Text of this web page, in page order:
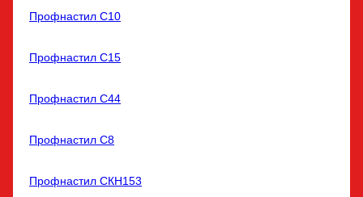
Профнастил С10
Профнастил С15
Профнастил С44
Профнастил С8
Профнастил СКН153